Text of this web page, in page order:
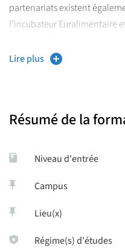
partenariats existent
l’incubateur Euralimentaire
alimentaires)
modifier ces composés
co-produits de toute la
Lire plus
Résumé de la
Niveau d'entrée
Campus
Lieu(x)
Régime(s) d'études